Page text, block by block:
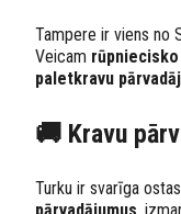
Tampere ir viens no
Veicam
paletkravu
🚚 Kravu
Turku ir svarīga
pārvadājumus,